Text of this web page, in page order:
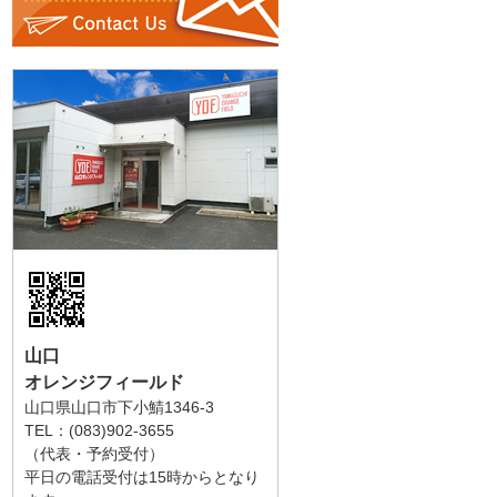
山口
オレンジフィールド
山口県山口市下小鯖1346-3
TEL：(083)902-3655
（代表・予約受付）
平日の電話受付は15時からとなり